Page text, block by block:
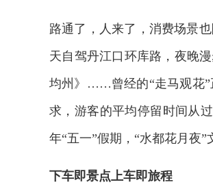
路通了，人来了，消费场景
天自驾丹江口环库路，夜晚
均州》……曾经的“走马观花”
求，游客的平均停留时间从
年“五一”假期，“水都花月夜”
下车即景点上车即旅程